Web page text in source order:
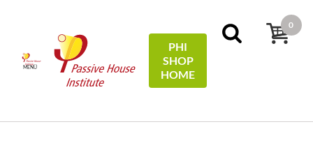
MENÜ
PHI
SHOP
HOME
0
Technical Information
Passivhaus Darmstadt